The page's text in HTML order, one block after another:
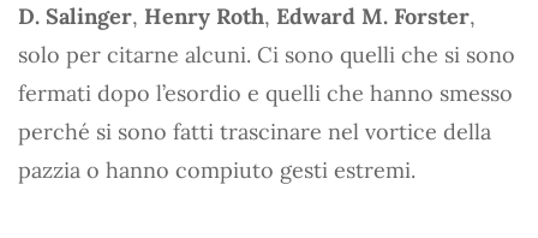
D. Salinger, Henry Roth, Edward M. Forster,
solo per citarne alcuni. Ci sono quelli che si sono
fermati dopo l’esordio e quelli che hanno smesso
perché si sono fatti trascinare nel vortice della
pazzia o hanno compiuto gesti estremi.